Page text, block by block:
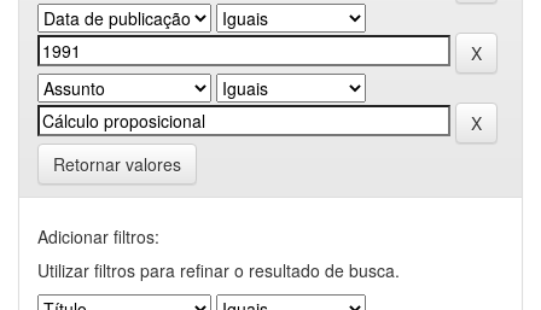
Retornar valores
Adicionar filtros:
Utilizar filtros para refinar o resultado de busca.